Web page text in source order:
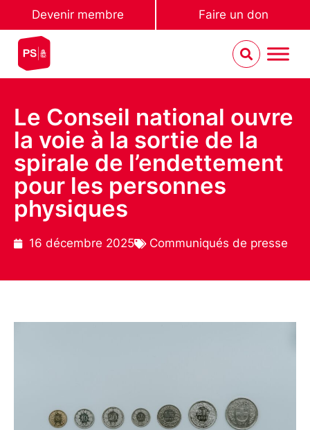
Devenir membre Faire un don
Le Conseil national ouvre
la voie à la sortie de la
spirale de l’endettement
pour les personnes
physiques
16 décembre 2025 Communiqués de presse